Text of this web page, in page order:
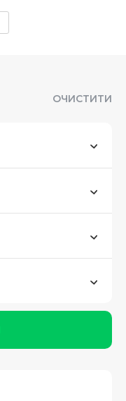
ОЧИСТИТИ